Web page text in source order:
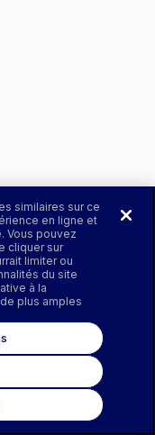
similaires sur ce
en ligne et
Vous pouvez
cliquer sur
limiter ou
du site
à la
plus amples